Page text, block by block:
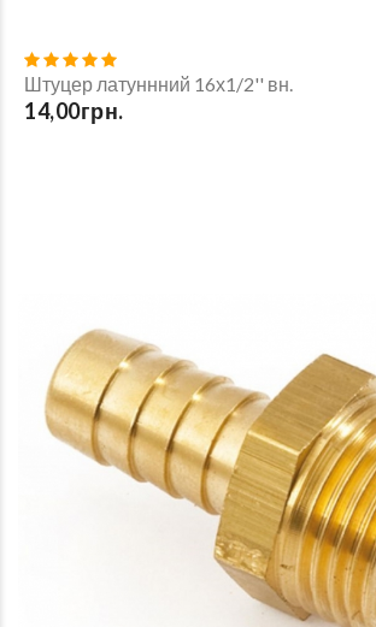
Штуцер латуннний 16х1/2'' вн.
14,00грн.